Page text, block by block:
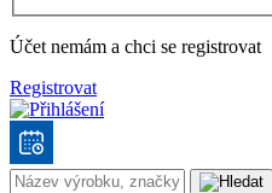
Účet nemám a chci se registrovat
Registrovat